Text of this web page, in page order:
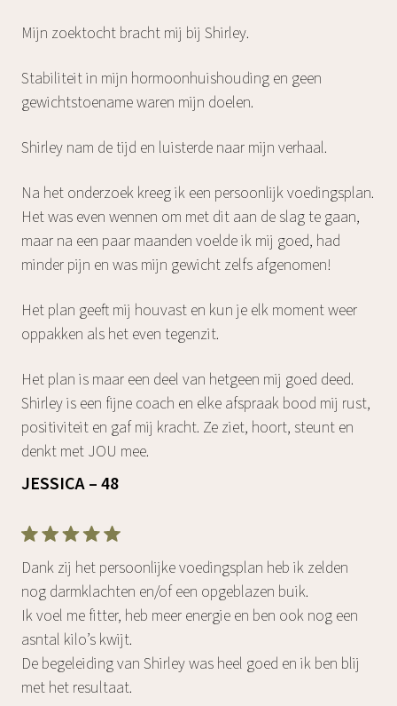
Mijn zoektocht bracht mij bij Shirley.
Stabiliteit in mijn hormoonhuishouding en geen
gewichtstoename waren mijn doelen.
Shirley nam de tijd en luisterde naar mijn verhaal.
Na het onderzoek kreeg ik een persoonlijk voedingsplan.
Het was even wennen om met dit aan de slag te gaan,
maar na een paar maanden voelde ik mij goed, had
minder pijn en was mijn gewicht zelfs afgenomen!
Het plan geeft mij houvast en kun je elk moment weer
oppakken als het even tegenzit.
Het plan is maar een deel van hetgeen mij goed deed.
Shirley is een fijne coach en elke afspraak bood mij rust,
positiviteit en gaf mij kracht. Ze ziet, hoort, steunt en
denkt met JOU mee.
JESSICA – 48
Dank zij het persoonlijke voedingsplan heb ik zelden
nog darmklachten en/of een opgeblazen buik.
Ik voel me fitter, heb meer energie en ben ook nog een
asntal kilo’s kwijt.
De begeleiding van Shirley was heel goed en ik ben blij
met het resultaat.